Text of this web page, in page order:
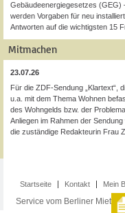
Gebäudeenergiegesetzes (GEG)
werden Vorgaben für neu
Antworten auf die wichtigsten 15
Mitmachen
23.07.26
Für die ZDF-Sendung „Klartext“,
u.a. mit dem Thema Wohnen
des Wohngelds bzw. der
Anliegen im Rahmen der
die zuständige Redakteurin Frau
Startseite Kontakt Mein
Service vom Berliner